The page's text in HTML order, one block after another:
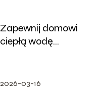
Zapewnij domowi
ciepłą wodę
2026-03-16